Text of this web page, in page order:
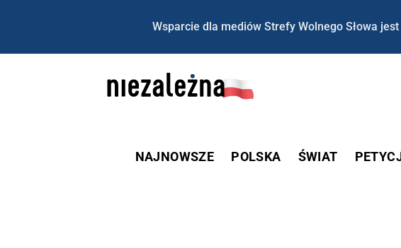
Wsparcie dla mediów Strefy Wolnego Słowa
NAJNOWSZE POLSKA ŚWIAT